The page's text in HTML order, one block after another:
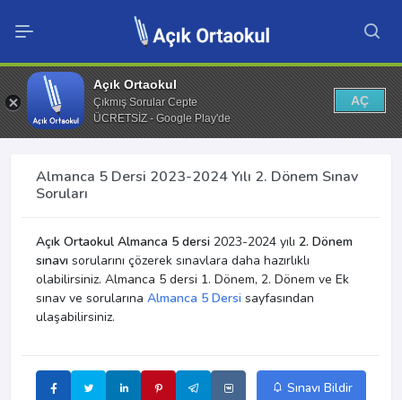
Açık Ortaokul
Çıkmış Sorular Cepte
ÜCRETSİZ - Google Play'de
AÇ
Almanca 5 Dersi 2023-2024 Yılı 2. Dönem Sınav
Soruları
Açık Ortaokul Almanca 5 dersi 2023-2024 yılı 2. Dönem
sınavı sorularını çözerek sınavlara daha hazırlıklı
olabilirsiniz. Almanca 5 dersi 1. Dönem, 2. Dönem ve Ek
sınav ve sorularına Almanca 5 Dersi sayfasından
ulaşabilirsiniz.
Sınavı Bildir